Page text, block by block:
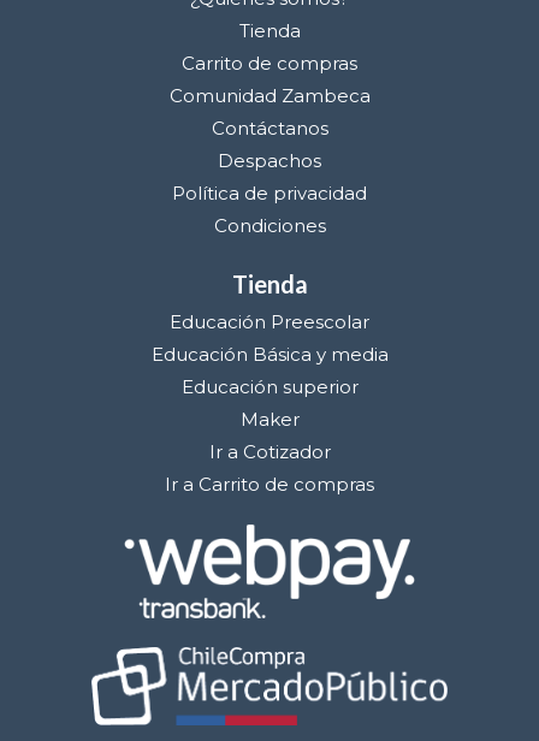
Tienda
Carrito de compras
Comunidad Zambeca
Contáctanos
Despachos
Política de privacidad
Condiciones
Tienda
Educación Preescolar
Educación Básica y media
Educación superior
Maker
Ir a Cotizador
Ir a Carrito de compras